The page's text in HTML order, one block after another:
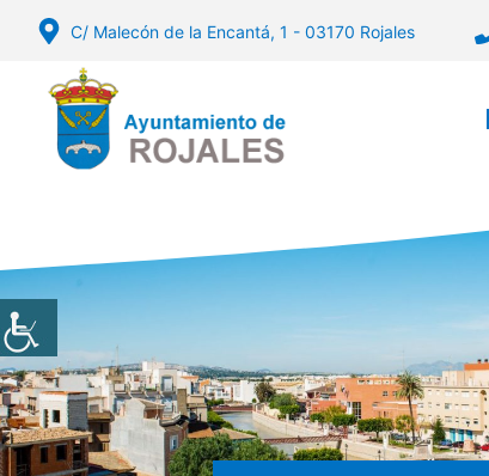
content
C/ Malecón de la Encantá, 1 - 03170 Rojales